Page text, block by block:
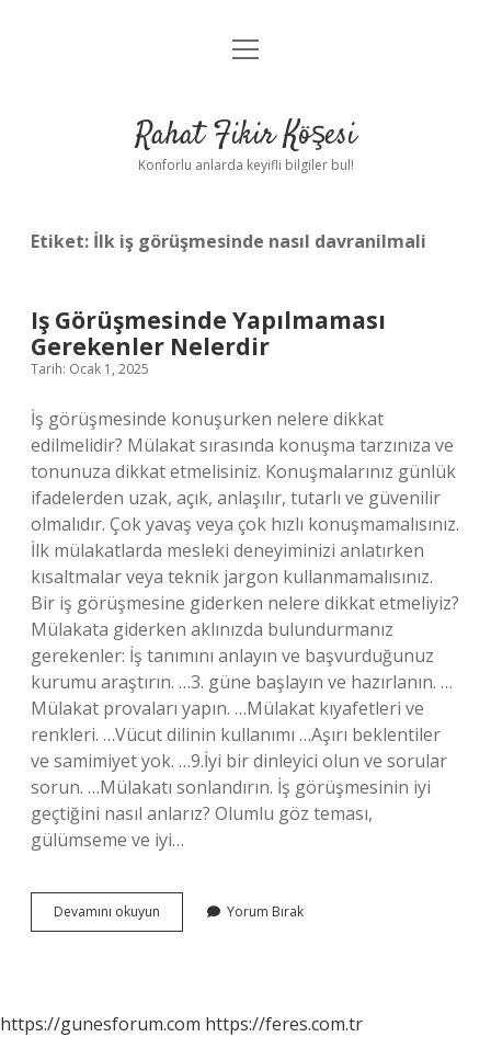
Anasayfa
Yasal Uyarı
menüyü
Rahat Fikir Köşesi
Konforlu anlarda keyifli bilgiler bul!
Etiket: İlk iş görüşmesinde nasıl davranilmali
Iş Görüşmesinde Yapılmaması
Gerekenler Nelerdir
Tarih: Ocak 1, 2025
İş görüşmesinde konuşurken nelere dikkat
edilmelidir? Mülakat sırasında konuşma tarzınıza ve
tonunuza dikkat etmelisiniz. Konuşmalarınız günlük
ifadelerden uzak, açık, anlaşılır, tutarlı ve güvenilir
olmalıdır. Çok yavaş veya çok hızlı konuşmamalısınız.
İlk mülakatlarda mesleki deneyiminizi anlatırken
kısaltmalar veya teknik jargon kullanmamalısınız.
Bir iş görüşmesine giderken nelere dikkat etmeliyiz?
Mülakata giderken aklınızda bulundurmanız
gerekenler: İş tanımını anlayın ve başvurduğunuz
kurumu araştırın. …3. güne başlayın ve hazırlanın. …
Mülakat provaları yapın. …Mülakat kıyafetleri ve
renkleri. …Vücut dilinin kullanımı …Aşırı beklentiler
ve samimiyet yok. …9.İyi bir dinleyici olun ve sorular
sorun. …Mülakatı sonlandırın. İş görüşmesinin iyi
geçtiğini nasıl anlarız? Olumlu göz teması,
gülümseme ve iyi…
Devamını okuyun
Görüşmesinde
Yorum Bırak
https://gunesforum.com https://feres.com.tr